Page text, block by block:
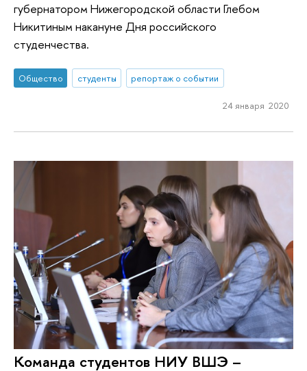
губернатором Нижегородской области Глебом
Никитиным накануне Дня российского
студенчества.
Общество студенты репортаж о событии
24 января 2020
Команда студентов НИУ ВШЭ –